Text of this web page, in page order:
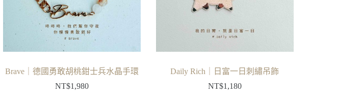
品
頁
面
選
選
項
Brave｜德國勇敢胡桃鉗士兵水晶手環
NT$1,980
Daily Rich｜日富一日刺繡吊飾
NT$1,180